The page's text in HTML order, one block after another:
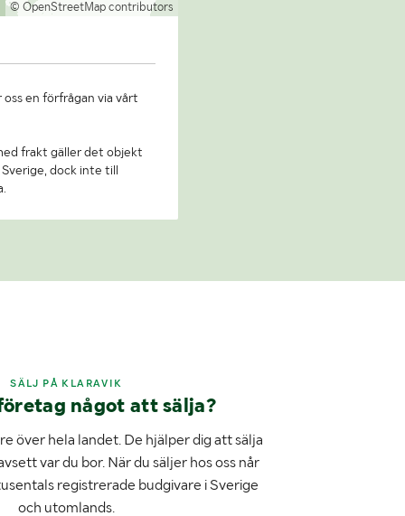
© OpenStreetMap contributors
en förfrågan via vårt
frakt gäller det objekt
dock inte till
SÄLJ PÅ KLARAVIK
något att sälja?
över hela landet. De hjälper dig att sälja
var du bor. När du säljer hos oss når
registrerade budgivare i Sverige
och utomlands.